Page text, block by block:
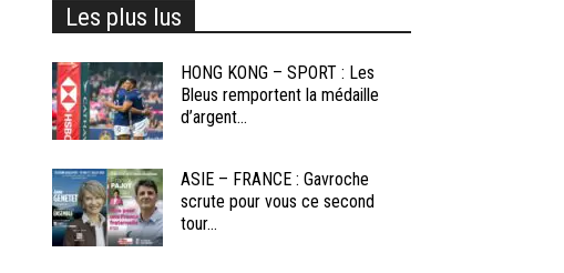
Les plus lus
HONG KONG – SPORT : Les
Bleus remportent la médaille
d’argent...
ASIE – FRANCE : Gavroche
scrute pour vous ce second
tour...